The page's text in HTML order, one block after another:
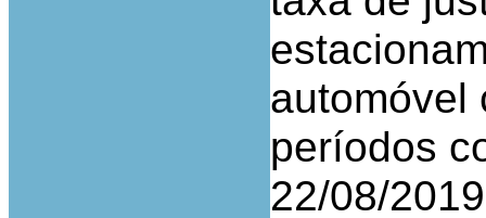
automóvel
períodos
22/08/